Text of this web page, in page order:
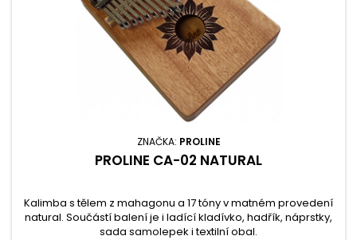
ZNAČKA: PROLINE
PROLINE CA-02 NATURAL
Kalimba s tělem z mahagonu a 17 tóny v matném provedení
natural. Součástí balení je i ladící kladívko, hadřík, náprstky,
sada samolepek i textilní obal.